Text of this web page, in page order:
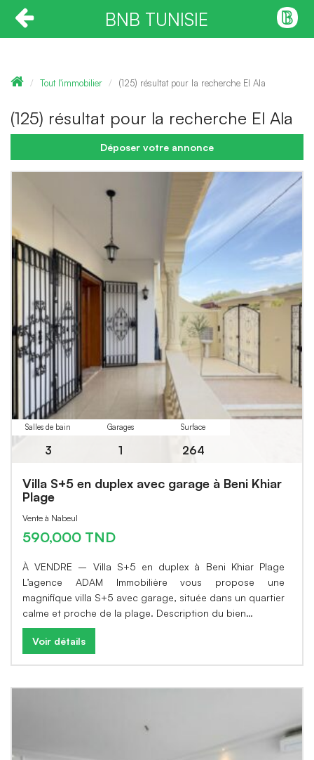
BNB TUNISIE
Tout l'immobilier (125) résultat pour la recherche El Ala
(125) résultat pour la recherche El Ala
Déposer votre annonce
Salles de bain
3
Garages
1
Surface
264
Villa S+5 en duplex avec garage à Beni Khiar
Plage
Vente à Nabeul
590,000 TND
À VENDRE – Villa S+5 en duplex à Beni Khiar Plage
L’agence ADAM Immobilière vous propose une
magnifique villa S+5 avec garage, située dans un quartier
calme et proche de la plage. Description du bien…
Voir détails